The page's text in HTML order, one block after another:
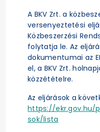
A BKV Zrt. a
versenyeztetési
Közbeszerzési
folytatja le. Az
dokumentumai az
el, a BKV Zrt.
közzétételre.
Az eljárások a
https://ekr.gov.hu/
sok/lista